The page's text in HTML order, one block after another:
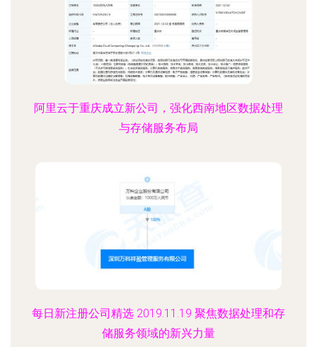
阿里云于重庆成立新公司，强化西南地区数据处理
与存储服务布局
每日新注册公司精选 2019.11.19 聚焦数据处理和存
储服务领域的新兴力量